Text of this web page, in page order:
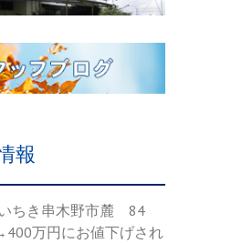
報
いちき串木野市麓 84
万円にお値下げされ